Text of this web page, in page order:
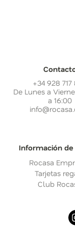
+34 928 717
De Lunes a
a 16:00
Información
Rocasa
Tarjetas
Club